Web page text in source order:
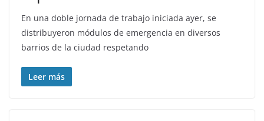
En una doble jornada de trabajo iniciada ayer, se
distribuyeron módulos de emergencia en diversos
barrios de la ciudad respetando
Leer más